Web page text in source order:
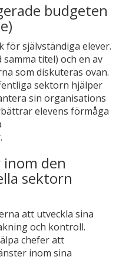
budgeten
för självständiga elever.
titel) och en av
som diskuteras ovan.
sektorn hjälper
sin organisations
elevens förmåga
den
sektorn
att utveckla sina
och kontroll.
chefer att
inom sina